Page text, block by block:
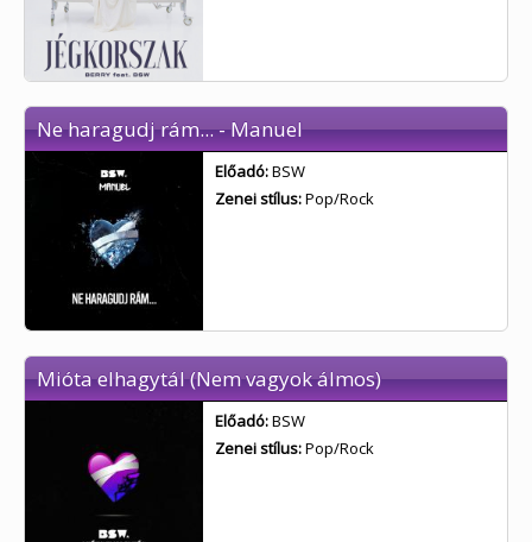
Ne haragudj rám... - Manuel
Előadó:BSW
Zenei stílus:Pop/Rock
Mióta elhagytál (Nem vagyok álmos)
Előadó:BSW
Zenei stílus:Pop/Rock